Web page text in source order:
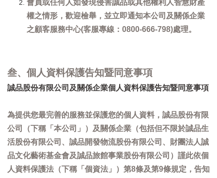
會員或任何人如發現侵害誠品或其他權利人智慧財產
權之情形，歡迎檢舉，並立即通知本公司及關係企業
之顧客服務中心(客服專線：0800-666-798)處理。
叁、個人資料保護告知暨同意事項
誠品股份有限公司及關係企業個人資料保護告知暨同意事項
為提供您最完善的服務並保護您的個人資料，誠品股份有限
公司（下稱「本公司」）及關係企業（包括但不限於誠品生
活股份有限公司、誠品開發物流股份有限公司、財團法人誠
品文化藝術基金會及誠品旅館事業股份有限公司）謹此依個
人資料保護法（下稱「個資法」）第8條及第9條規定，告知